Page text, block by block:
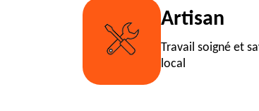
Artisan
Travail soigné et
local